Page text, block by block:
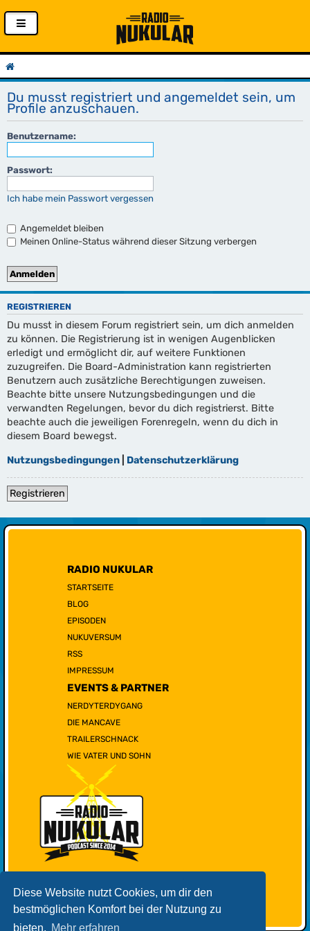
Diese Website nutzt Cookies, um dir den
bestmöglichen Komfort bei der Nutzung zu
bieten. Mehr erfahren
Du musst registriert und angemeldet sein, um
Profile anzuschauen.
Benutzername:
Passwort:
Ich habe mein Passwort vergessen
Angemeldet bleiben
Meinen Online-Status während dieser Sitzung verbergen
REGISTRIEREN
Du musst in diesem Forum registriert sein, um dich anmelden
zu können. Die Registrierung ist in wenigen Augenblicken
erledigt und ermöglicht dir, auf weitere Funktionen
zuzugreifen. Die Board-Administration kann registrierten
Benutzern auch zusätzliche Berechtigungen zuweisen.
Beachte bitte unsere Nutzungsbedingungen und die
verwandten Regelungen, bevor du dich registrierst. Bitte
beachte auch die jeweiligen Forenregeln, wenn du dich in
diesem Board bewegst.
Nutzungsbedingungen Datenschutzerklärung
Registrieren
RADIO NUKULAR
STARTSEITE
BLOG
EPISODEN
NUKUVERSUM
RSS
IMPRESSUM
EVENTS & PARTNER
NERDYTERDYGANG
DIE MANCAVE
TRAILERSCHNACK
WIE VATER UND SOHN